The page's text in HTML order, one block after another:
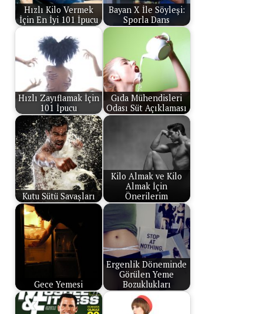
Hızlı Kilo Vermek
İçin En İyi 101 İpucu
Bayan X İle Söyleşi:
Sporla Dans
Hızlı Zayıflamak İçin
101 İpucu
Gıda Mühendisleri
Odası Süt Açıklaması
Kutu Sütü Savaşları
Kilo Almak ve Kilo
Almak İçin
Önerilerim
Gece Yemesi
Ergenlik Döneminde
Görülen Yeme
Bozuklukları